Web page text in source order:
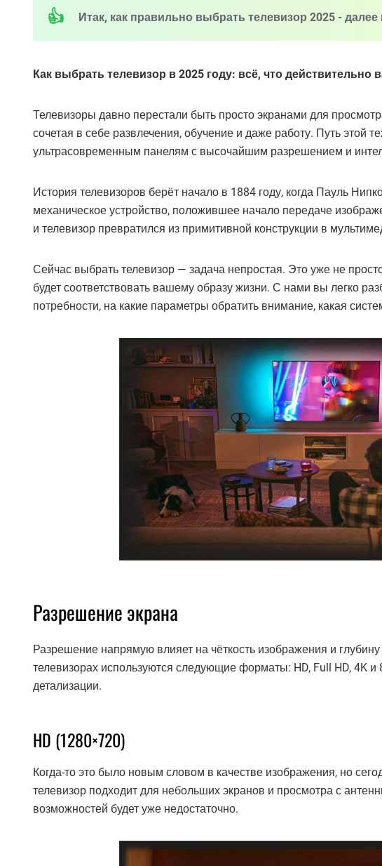
Итак, как правильно выбрать телевизор 2025 - далее
Как выбрать телевизор в 2025 году: всё, что действительно
Телевизоры давно перестали быть просто экранами для
сочетая в себе развлечения, обучение и даже работу. Путь этой
ультрасовременным панелям с высочайшим разрешением и
История телевизоров берёт начало в 1884 году, когда Пауль
механическое устройство, положившее начало передаче
и телевизор превратился из примитивной конструкции в
Сейчас выбрать телевизор — задача непростая. Это уже не
будет соответствовать вашему образу жизни. С нами вы легко
потребности, на какие параметры обратить внимание, какая
Разрешение экрана
Разрешение напрямую влияет на чёткость изображения и
телевизорах используются следующие форматы: HD, Full HD, 4K
детализации.
HD (1280×720)
Когда-то это было новым словом в качестве изображения, но
телевизор подходит для небольших экранов и просмотра с
возможностей будет уже недостаточно.